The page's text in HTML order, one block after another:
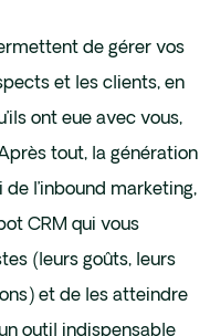
de gérer vos
et les clients, en
ont eue avec vous,
tout, la génération
l’inbound marketing,
CRM qui vous
(leurs goûts, leurs
et de les atteindre
outil indispensable